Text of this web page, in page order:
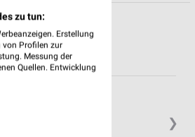
❯
zu tun:
Erstellung
von Profilen zur
Messung der
Quellen. Entwicklung